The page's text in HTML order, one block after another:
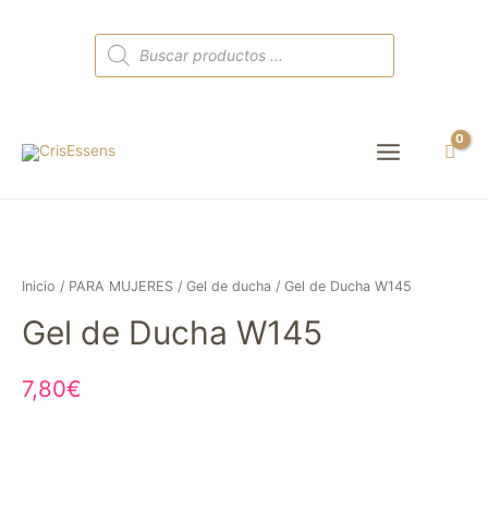
Búsqueda
de
productos
Main
Inicio / PARA MUJERES / Gel de ducha / Gel de Ducha W145
Gel de Ducha W145
7,80€